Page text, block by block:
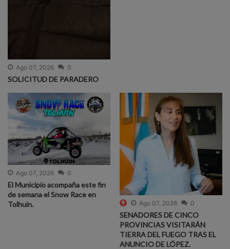
Ago 07, 2026 0
SOLICITUD DE PARADERO
Ago 07, 2026 0
El Municipio acompaña este fin
de semana el Snow Race en
Tolhuin.
Ago 07, 2026 0
SENADORES DE CINCO
PROVINCIAS VISITARÁN
TIERRA DEL FUEGO TRAS EL
ANUNCIO DE LÓPEZ.